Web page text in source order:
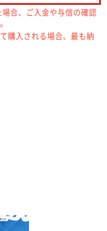
合、ご入金や与信の確認
購入される場合、最も納